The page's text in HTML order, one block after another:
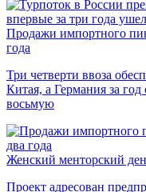
Продажи импортного
года
Три четверти ввоза
Китая, а Германия за год
восьмую
Женский менторский
Проект адресован